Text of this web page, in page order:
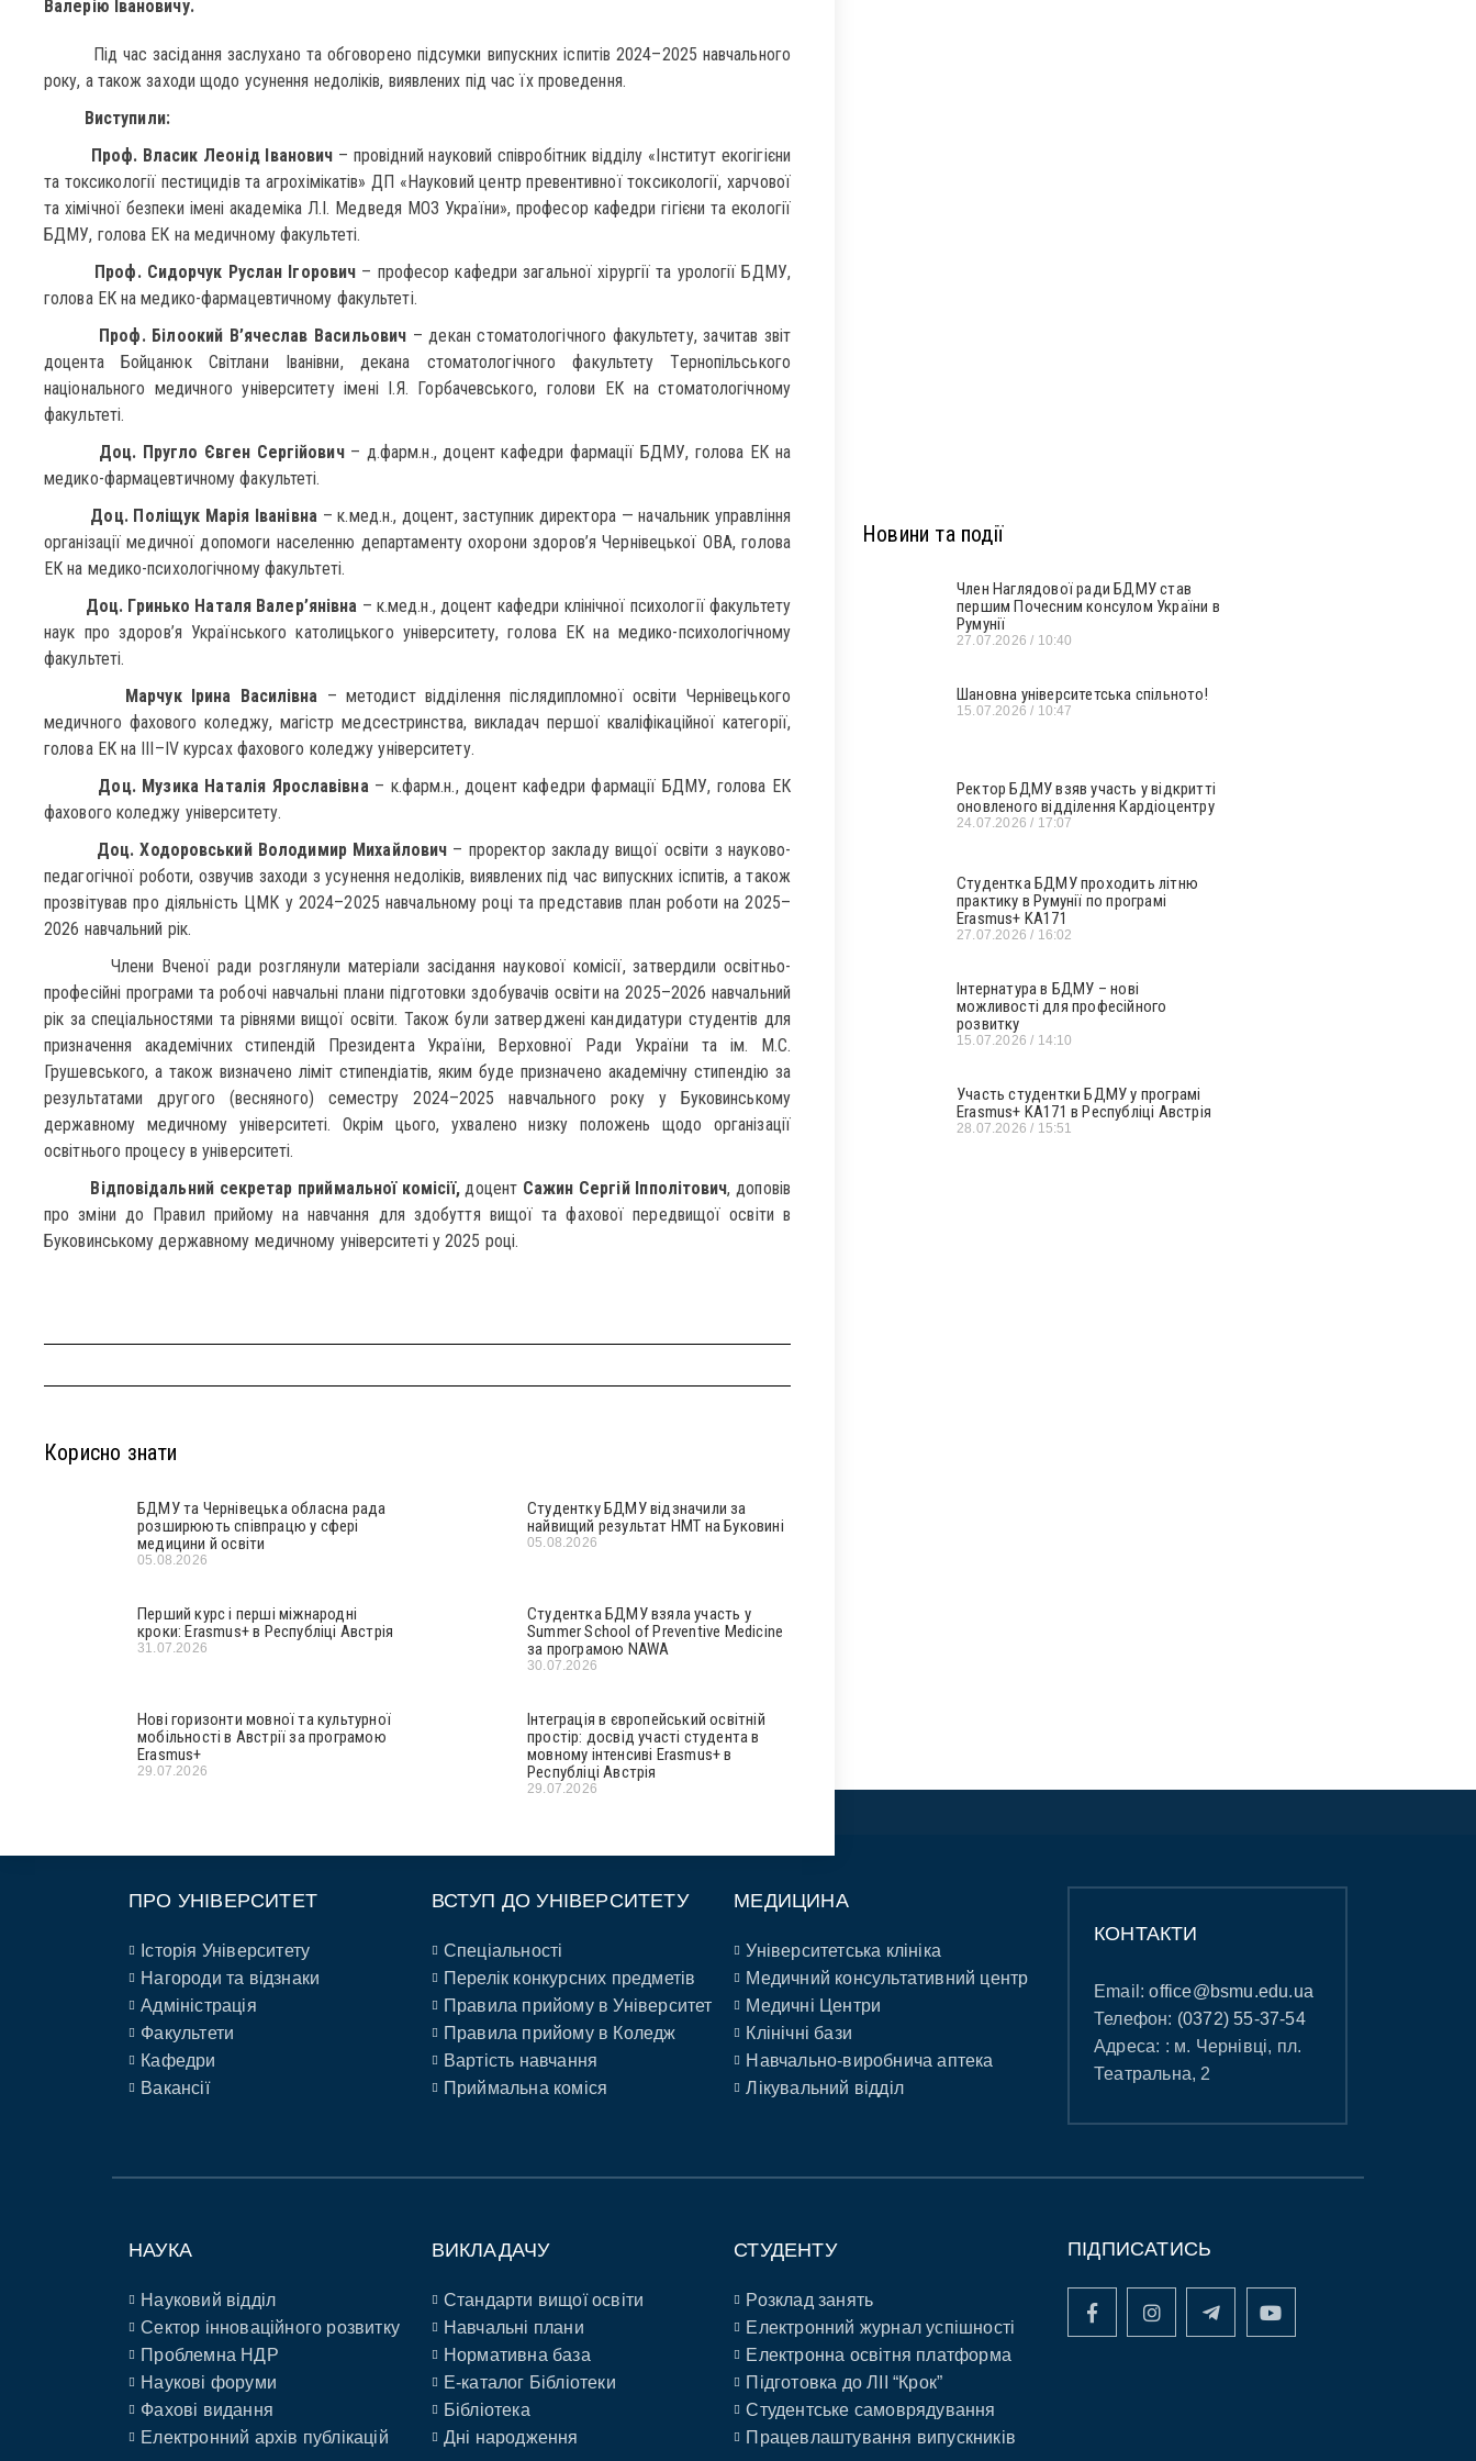
Валерію Івановичу.
Під час засідання заслухано та обговорено підсумки випускних іспитів 2024–2025 навчального
року, а також заходи щодо усунення недоліків, виявлених під час їх проведення.
Виступили:
Проф. Власик Леонід Іванович – провідний науковий співробітник відділу «Інститут екогігієни
та токсикології пестицидів та агрохімікатів» ДП «Науковий центр превентивної токсикології, харчової
та хімічної безпеки імені академіка Л.І. Медведя МОЗ України», професор кафедри гігієни та екології
БДМУ, голова ЕК на медичному факультеті.
Проф. Сидорчук Руслан Ігорович – професор кафедри загальної хірургії та урології БДМУ,
голова ЕК на медико-фармацевтичному факультеті.
Проф. Білоокий В’ячеслав Васильович – декан стоматологічного факультету, зачитав звіт
доцента Бойцанюк Світлани Іванівни, декана стоматологічного факультету Тернопільського
національного медичного університету імені І.Я. Горбачевського, голови ЕК на стоматологічному
факультеті.
Доц. Пругло Євген Сергійович– д.фарм.н., доцент кафедри фармації БДМУ, голова ЕК на
медико-фармацевтичному факультеті.
Доц. Поліщук Марія Іванівна– к.мед.н., доцент, заступник директора — начальник управління
організації медичної допомоги населенню департаменту охорони здоров’я Чернівецької ОВА, голова
ЕК на медико-психологічному факультеті.
Доц. Гринько Наталя Валер’янівна – к.мед.н., доцент кафедри клінічної психології факультету
наук про здоров’я Українського католицького університету, голова ЕК на медико-психологічному
факультеті.
Марчук Ірина Василівна – методист відділення післядипломної освіти Чернівецького
медичного фахового коледжу, магістр медсестринства, викладач першої кваліфікаційної категорії,
голова ЕК на ІІІ–ІV курсах фахового коледжу університету.
Доц. Музика Наталія Ярославівна– к.фарм.н., доцент кафедри фармації БДМУ, голова ЕК
фахового коледжу університету.
Доц. Ходоровський Володимир Михайлович – проректор закладу вищої освіти з науково-
педагогічної роботи, озвучив заходи з усунення недоліків, виявлених під час випускних іспитів, а також
прозвітував про діяльність ЦМК у 2024–2025 навчальному році та представив план роботи на 2025–
2026 навчальний рік.
Члени Вченої ради розглянули матеріали засідання наукової комісії, затвердили освітньо-
професійні програми та робочі навчальні плани підготовки здобувачів освіти на 2025–2026 навчальний
рік за спеціальностями та рівнями вищої освіти. Також були затверджені кандидатури студентів для
призначення академічних стипендій Президента України, Верховної Ради України та ім. М.С.
Грушевського, а також визначено ліміт стипендіатів, яким буде призначено академічну стипендію за
результатами другого (весняного) семестру 2024–2025 навчального року у Буковинському
державному медичному університеті. Окрім цього, ухвалено низку положень щодо організації
освітнього процесу в університеті.
Відповідальний секретар приймальної комісії,доцент Сажин Сергій Іпполітович, доповів
про зміни до Правил прийому на навчання для здобуття вищої та фахової передвищої освіти в
Буковинському державному медичному університеті у 2025 році.
Корисно знати
БДМУ та Чернівецька обласна рада
розширюють співпрацю у сфері
медицини й освіти
05.08.2026
Студентку БДМУ відзначили за
найвищий результат НМТ на Буковині
05.08.2026
Перший курс і перші міжнародні
кроки: Erasmus+ в Республіці Австрія
31.07.2026
Студентка БДМУ взяла участь у
Summer School of Preventive Medicine
за програмою NAWA
30.07.2026
Нові горизонти мовної та культурної
мобільності в Австрії за програмою
Erasmus+
29.07.2026
Інтеграція в європейський освітній
простір: досвід участі студента в
мовному інтенсиві Erasmus+ в
Республіці Австрія
29.07.2026
Новини та події
Член Наглядової ради БДМУ став
першим Почесним консулом України в
Румунії
27.07.2026 10:40
Шановна університетська спільното!
15.07.2026 10:47
Ректор БДМУ взяв участь у відкритті
оновленого відділення Кардіоцентру
24.07.2026 17:07
Студентка БДМУ проходить літню
практику в Румунії по програмі
Erasmus+ KA171
27.07.2026 16:02
Інтернатура в БДМУ – нові
можливості для професійного
розвитку
15.07.2026 14:10
Участь студентки БДМУ у програмі
Erasmus+ KA171 в Республіці Австрія
28.07.2026 15:51
ПРО УНІВЕРСИТЕТ
Історія Університету
Нагороди та відзнаки
Адміністрація
Факультети
Кафедри
Вакансії
ВСТУП ДО УНІВЕРСИТЕТУ
Спеціальності
Перелік конкурсних предметів
Правила прийому в Університет
Правила прийому в Коледж
Вартість навчання
Приймальна коміся
МЕДИЦИНА
Університетська клініка
Медичний консультативний центр
Медичні Центри
Клінічні бази
Навчально-виробнича аптека
Лікувальний відділ
КОНТАКТИ
Email:office@bsmu.edu.ua
Телефон: (0372) 55-37-54
Адреса: : м. Чернівці, пл.
Театральна, 2
НАУКА
Науковий відділ
Сектор інноваційного розвитку
Проблемна НДР
Наукові форуми
Фахові видання
Електронний архів публікацій
ВИКЛАДАЧУ
Стандарти вищої освіти
Навчальні плани
Нормативна база
E-каталог Бібліотеки
Бібліотека
Дні народження
СТУДЕНТУ
Розклад занять
Електронний журнал успішності
Електронна освітня платформа
Підготовка до ЛІІ “Крок”
Студентське самоврядування
Працевлаштування випускників
ПІДПИСАТИСЬ